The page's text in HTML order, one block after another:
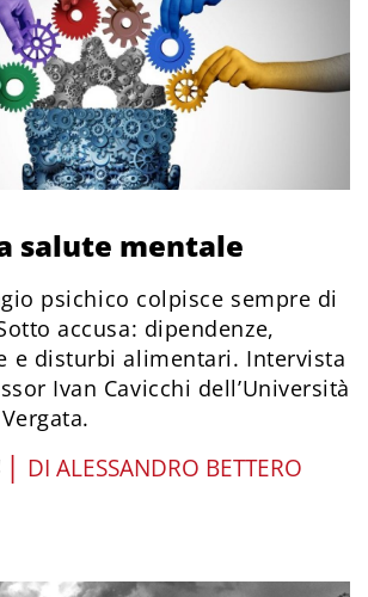
salute mentale
psichico colpisce sempre di
accusa: dipendenze,
e disturbi alimentari. Intervista
Ivan Cavicchi dell’Università
| DI ALESSANDRO BETTERO